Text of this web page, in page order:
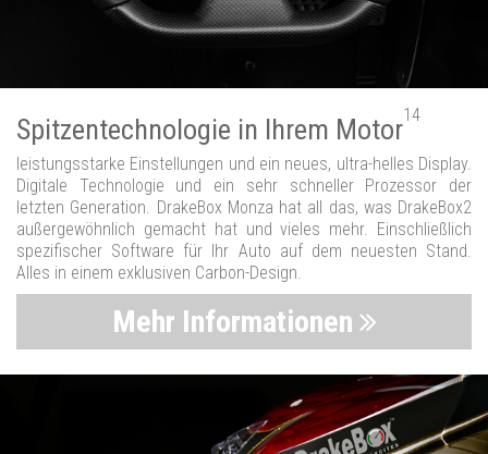
Spitzentechnologie in Ihrem Motor14
leistungsstarke Einstellungen und ein neues, ultra-helles Display.
Digitale Technologie und ein sehr schneller Prozessor der
letzten Generation. DrakeBox Monza hat all das, was DrakeBox2
außergewöhnlich gemacht hat und vieles mehr. Einschließlich
spezifischer Software für Ihr Auto auf dem neuesten Stand.
Alles in einem exklusiven Carbon-Design.
Mehr Informationen